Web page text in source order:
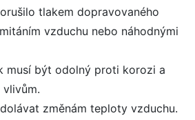
tlakem dopravovaného
vzduchu nebo náhodnými
musí být odolný proti korozi a
změnám teploty vzduchu.